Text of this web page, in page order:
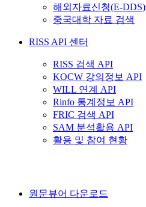
해외자료신청(E-DDS)
중국대학 자료 검색
RISS API 센터
RISS 검색 API
KOCW 강의정보 API
WILL 연계 API
Rinfo 통계정보 API
FRIC 검색 API
SAM 분석활용 API
활용 및 참여 현황
원문뷰어 다운로드